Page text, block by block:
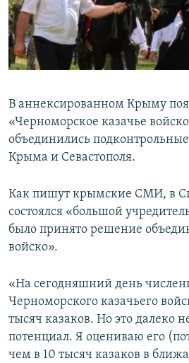
ПОБЕДИТЕЛЕЙ НЕ СУДЯТ?
КРЫМ.НЕПОКОРЕННЫЙ
ELIFBE
ПРИСОЕДИНЯЙТЕСЬ!
Все сайты RFE/RL
В аннексированном Крыму
«Черноморское казачье
объединились
Крыма и Севастополя.
Как пишут крымские СМИ, в
состоялся «большой
было принято решение
войско».
«На сегодняшний день
Черноморского казачьего
тысяч казаков. Но это далеко
потенциал. Я оцениваю его
чем в 10 тысяч казаков в